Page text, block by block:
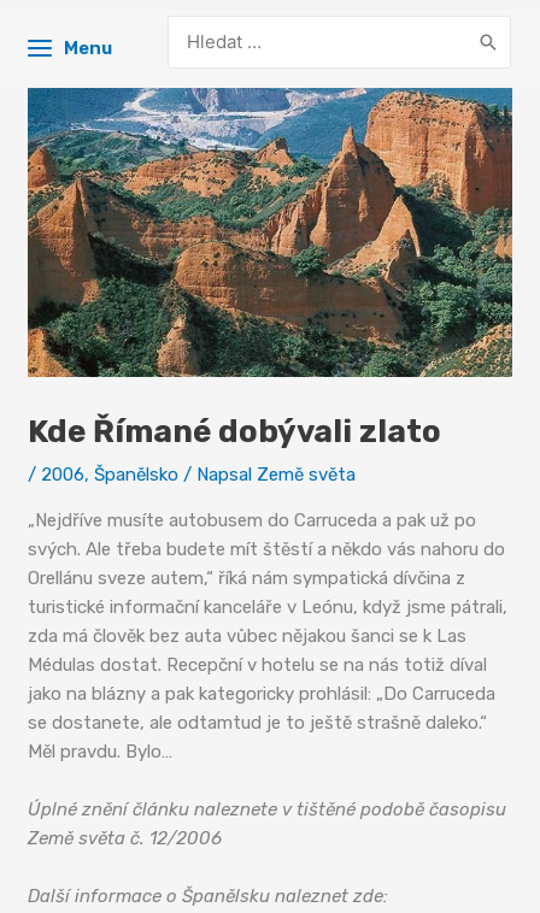
Menu
for:
Kde Římané dobývali zlato
/ 2006,Španělsko / Napsal Země světa
„Nejdříve musíte autobusem do Carruceda a pak už po
svých. Ale třeba budete mít štěstí a někdo vás nahoru do
Orellánu sveze autem,“ říká nám sympatická dívčina z
turistické informační kanceláře v Leónu, když jsme pátrali,
zda má člověk bez auta vůbec nějakou šanci se k Las
Médulas dostat. Recepční v hotelu se na nás totiž díval
jako na blázny a pak kategoricky prohlásil: „Do Carruceda
se dostanete, ale odtamtud je to ještě strašně daleko.“
Měl pravdu. Bylo…
Úplné znění článku naleznete v tištěné podobě časopisu
Země světa č. 12/2006
Další informace o Španělsku naleznet zde: